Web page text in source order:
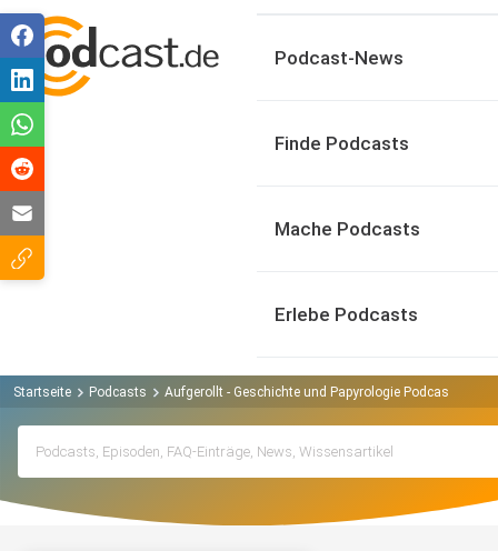
Podcast-News
Finde Podcasts
Mache Podcasts
Erlebe Podcasts
Startseite Podcasts Aufgerollt - Geschichte und Papyrologie Podcast